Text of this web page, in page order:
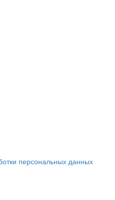
персональных данных